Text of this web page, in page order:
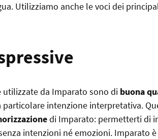
Utilizziamo anche le voci dei
utilizzate da Imparato sono di buona
particolare intenzione interpretativa.
di Imparato: permetterti di
intenzioni né emozioni. Imparato